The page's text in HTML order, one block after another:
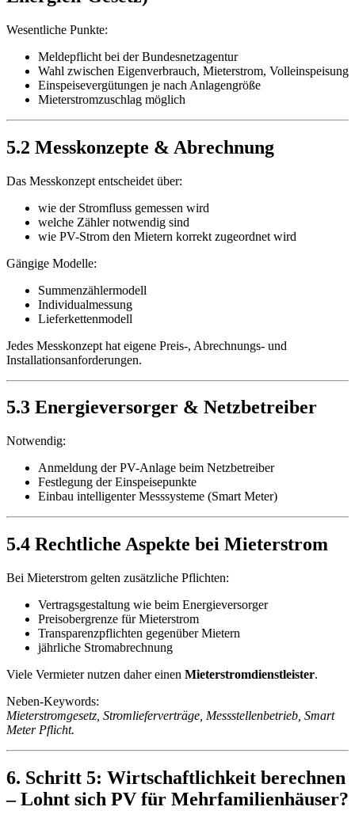
Wesentliche Punkte:
Meldepflicht bei der Bundesnetzagentur
Wahl zwischen Eigenverbrauch, Mieterstrom, Volleinspeisung
Einspeisevergütungen je nach Anlagengröße
Mieterstromzuschlag möglich
5.2 Messkonzepte & Abrechnung
Das Messkonzept entscheidet über:
wie der Stromfluss gemessen wird
welche Zähler notwendig sind
wie PV-Strom den Mietern korrekt zugeordnet wird
Gängige Modelle:
Summenzählermodell
Individualmessung
Lieferkettenmodell
Jedes Messkonzept hat eigene Preis-, Abrechnungs- und
Installationsanforderungen.
5.3 Energieversorger & Netzbetreiber
Notwendig:
Anmeldung der PV-Anlage beim Netzbetreiber
Festlegung der Einspeisepunkte
Einbau intelligenter Messsysteme (Smart Meter)
5.4 Rechtliche Aspekte bei Mieterstrom
Bei Mieterstrom gelten zusätzliche Pflichten:
Vertragsgestaltung wie beim Energieversorger
Preisobergrenze für Mieterstrom
Transparenzpflichten gegenüber Mietern
jährliche Stromabrechnung
Viele Vermieter nutzen daher einen Mieterstromdienstleister.
Neben-Keywords:
Mieterstromgesetz, Stromlieferverträge, Messstellenbetrieb, Smart
Meter Pflicht.
6. Schritt 5: Wirtschaftlichkeit berechnen
– Lohnt sich PV für Mehrfamilienhäuser?